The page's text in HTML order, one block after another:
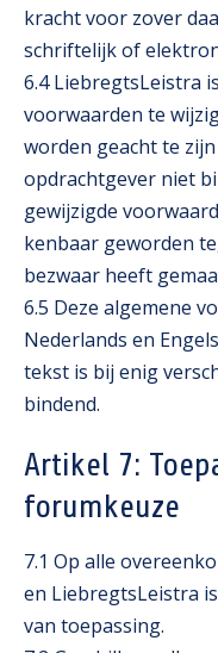
kracht voor zover
schriftelijk of
6.4 LiebregtsLeistra
voorwaarden te
worden geacht te
opdrachtgever niet
gewijzigde
kenbaar geworden
bezwaar heeft
6.5 Deze algemene
Nederlands en
tekst is bij enig
bindend.
Artikel 7:
forumkeuze
7.1 Op alle
en LiebregtsLeistra
van toepassing.